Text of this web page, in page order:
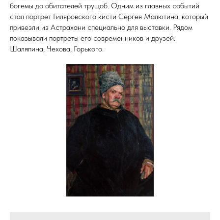
богемы до обитателей трущоб. Одним из главных событий
стал портрет Гиляровского кисти Сергея Малютина, который
привезли из Астрахани специально для выставки. Рядом
показывали портреты его современников и друзей:
Шаляпина, Чехова, Горького.